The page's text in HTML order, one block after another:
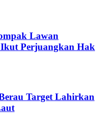
Lawan
Perjuangkan Hak
Target Lahirkan